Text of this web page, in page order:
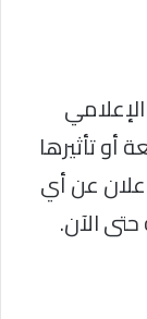
تأثيرها
عن أي
حتى الآن.